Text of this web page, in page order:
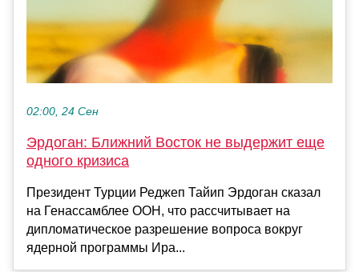
02:00, 24 Сен
Эрдоган: Ближний Восток не выдержит еще
одного кризиса
Президент Турции Реджеп Тайип Эрдоган сказал
на Генассамблее ООН, что рассчитывает на
дипломатическое разрешение вопроса вокруг
ядерной программы Ира...